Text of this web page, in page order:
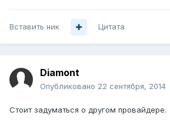
Вставить ник Цитата
Diamont
Опубликовано 22 сентября, 2014
Стоит задуматься о другом провайдере.